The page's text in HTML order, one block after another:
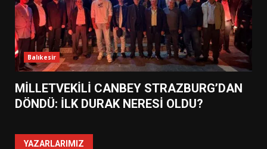
Balıkesir
MİLLETVEKİLİ CANBEY STRAZBURG’DAN
DÖNDÜ: İLK DURAK NERESİ OLDU?
YAZARLARIMIZ